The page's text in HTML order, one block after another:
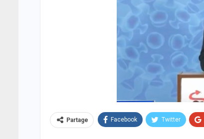
Partage Facebook Twitter